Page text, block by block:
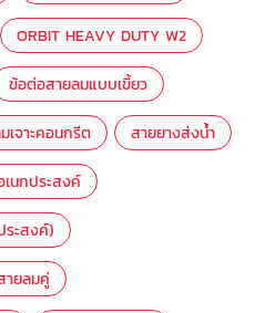
ORBIT HEAVY DUTY W2
ข้อต่อสายลมแบบเขี้ยว
เจาะคอนกรีต สายยางส่งน้ำ
นกประสงค์
ระสงค์)
ายลมคู่